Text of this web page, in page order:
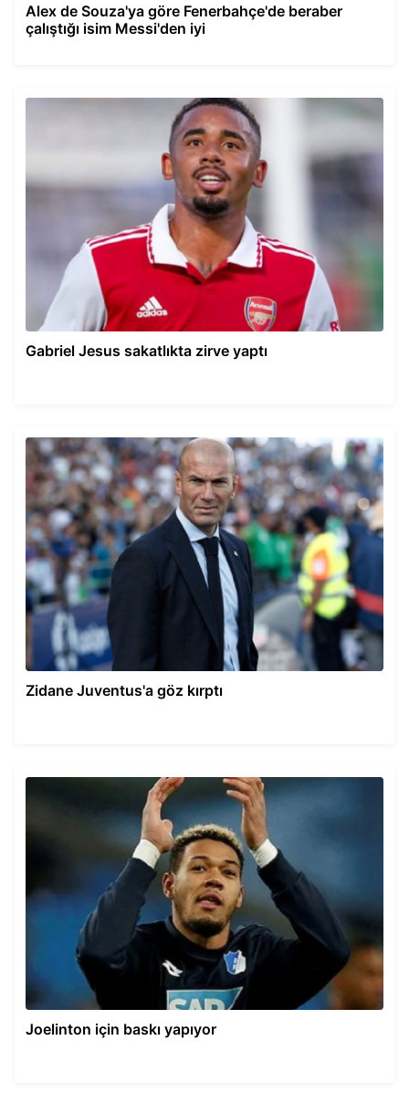
Alex de Souza'ya göre Fenerbahçe'de beraber
çalıştığı isim Messi'den iyi
Gabriel Jesus sakatlıkta zirve yaptı
Zidane Juventus'a göz kırptı
Joelinton için baskı yapıyor